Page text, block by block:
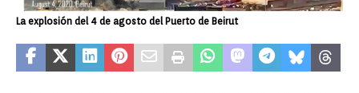
La explosión del 4 de agosto del Puerto de Beirut